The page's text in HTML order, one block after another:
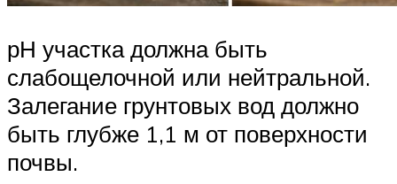
рН участка должна быть
слабощелочной или нейтральной.
Залегание грунтовых вод должно
быть глубже 1,1 м от поверхности
почвы.